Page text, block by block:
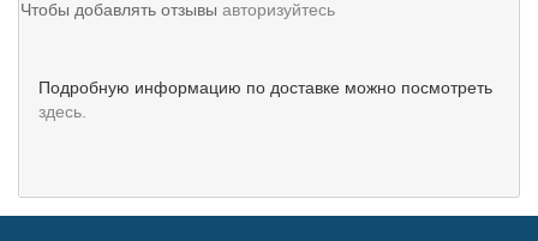
Чтобы добавлять отзывы авторизуйтесь
Подробную информацию по доставке можно посмотреть
здесь.